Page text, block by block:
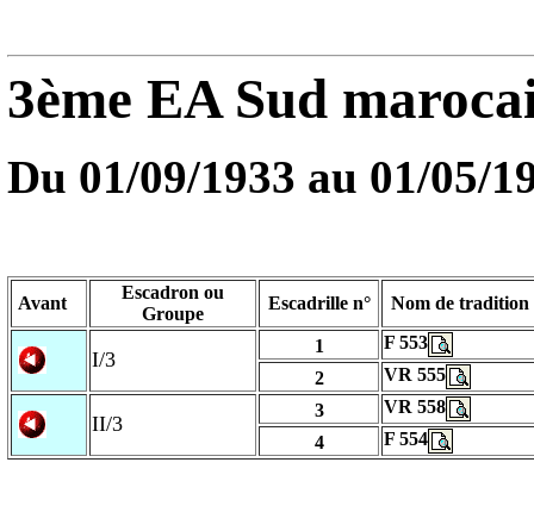
3ème EA Sud
Du 01/09/1933 au 01/05/
Avant
Escadron ou
Groupe
Escadrille n° Nom de tradition
I/3
1
F 553
2
VR 555
II/3
3
VR 558
4
F 554